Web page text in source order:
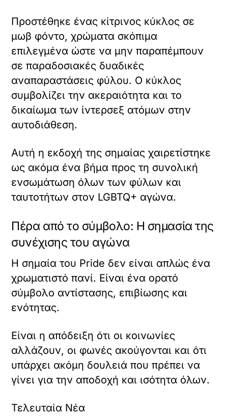
Προστέθηκε ένας κίτρινος κύκλος σε
μωβ φόντο, χρώματα σκόπιμα
επιλεγμένα ώστε να μην παραπέμπουν
σε παραδοσιακές δυαδικές
αναπαραστάσεις φύλου. Ο κύκλος
συμβολίζει την ακεραιότητα και το
δικαίωμα των ίντερσεξ ατόμων στην
αυτοδιάθεση.
Αυτή η εκδοχή της σημαίας χαιρετίστηκε
ως ακόμα ένα βήμα προς τη συνολική
ενσωμάτωση όλων των φύλων και
ταυτοτήτων στον LGBTQ+ αγώνα.
Πέρα από το σύμβολο: Η σημασία της
συνέχισης του αγώνα
Η σημαία του Pride δεν είναι απλώς ένα
χρωματιστό πανί. Είναι ένα ορατό
σύμβολο αντίστασης, επιβίωσης και
ενότητας.
Είναι η απόδειξη ότι οι κοινωνίες
αλλάζουν, οι φωνές ακούγονται και ότι
υπάρχει ακόμη δουλειά που πρέπει να
γίνει για την αποδοχή και ισότητα όλων.
Τελευταία Νέα